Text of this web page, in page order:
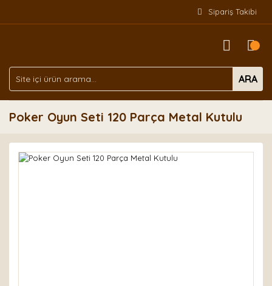
Sipariş Takibi
ARA
Poker Oyun Seti 120 Parça Metal Kutulu